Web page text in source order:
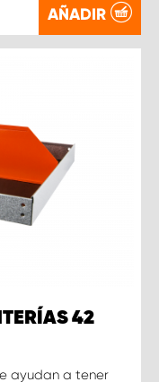
AÑADIR
42
ayudan a tener